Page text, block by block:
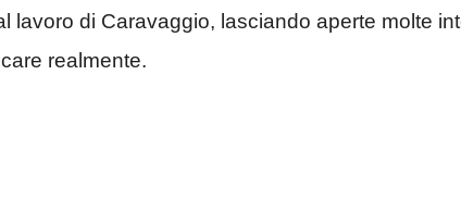
lavoro di Caravaggio, lasciando aperte molte
realmente.